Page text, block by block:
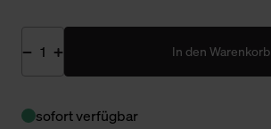
In den Warenkorb
sofort verfügbar